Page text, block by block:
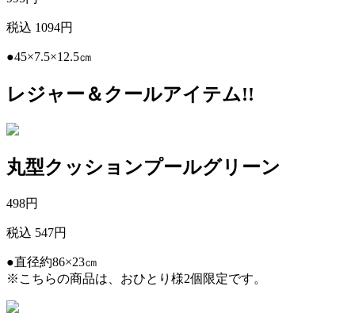
税込 1094円
●45×7.5×12.5㎝
レジャー＆クールアイテム!!
丸型クッションプールグリーン
498円
税込 547円
●直径約86×23㎝
※こちらの商品は、おひとり様2個限定です。